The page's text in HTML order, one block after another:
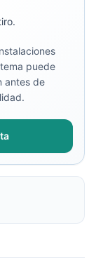
puede
antes de